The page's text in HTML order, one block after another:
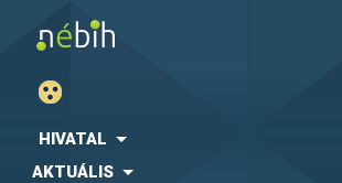
HIVATAL
AKTUÁLIS